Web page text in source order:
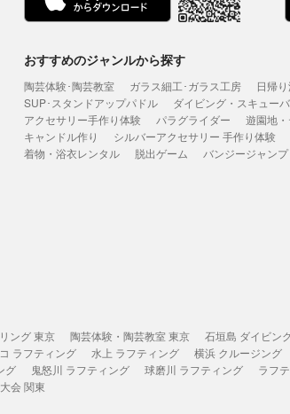
おすすめのジャンルから探す
陶芸体験･陶芸教室 ガラス細工･ガラス工房 日帰
SUP･スタンドアップパドル
ダイビング・スキュー
アクセサリー手作り体験
パラグライダー 遊園地
キャンドル作り
シルバーアクセサリー 手作り体験
着物・浴衣レンタル
脱出ゲーム バンジージャンプ
ング 東京 陶芸体験・陶芸教室 東京 石垣島 ダイビン
ラフティング 水上 ラフティング 横浜 クルージング
グ 鬼怒川 ラフティング 球磨川 ラフティング ラフ
会 関東